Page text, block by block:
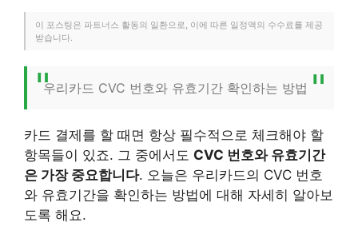
이 포스팅은 파트너스 활동의 일환으로, 이에 따른 일정액의 수수료를 제공
받습니다.
우리카드 CVC 번호와 유효기간 확인하는 방법
카드 결제를 할 때면 항상 필수적으로 체크해야 할
항목들이 있죠. 그 중에서도 CVC 번호와 유효기간
은 가장 중요합니다. 오늘은 우리카드의 CVC 번호
와 유효기간을 확인하는 방법에 대해 자세히 알아보
도록 해요.